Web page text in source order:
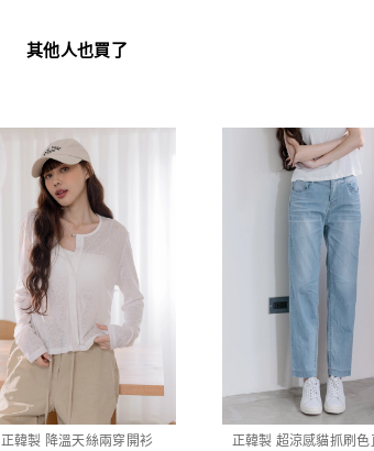
其他人也買了
正韓製 降溫天絲兩穿開衫 正韓製 超涼感貓抓刷色